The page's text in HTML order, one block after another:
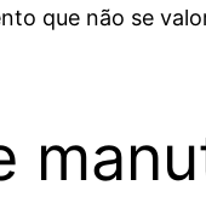
que não se